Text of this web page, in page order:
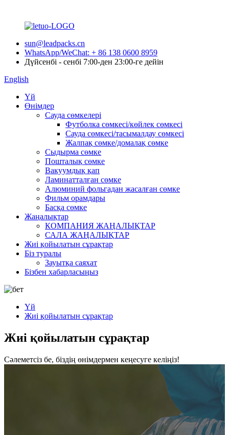
sun@leadpacks.cn
WhatsApp/WeChat: + 86 138 0600 8959
Дүйсенбі - сенбі 7:00-ден 23:00-ге дейін
English
Үй
Өнімдер
Сауда сөмкелері
Футболка сөмкесі/көйлек сөмкесі
Сауда сөмкесі/тасымалдау сөмкесі
Жалпақ сөмке/домалақ сөмке
Сыдырма сөмке
Пошталық сөмке
Вакуумдық қап
Ламинатталған сөмке
Алюминий фольгадан жасалған сөмке
Фильм орамдары
Басқа сөмке
Жаңалықтар
КОМПАНИЯ ЖАҢАЛЫҚТАР
САЛА ЖАҢАЛЫҚТАР
Жиі қойылатын сұрақтар
Біз туралы
Зауытқа саяхат
Бізбен хабарласыңыз
Үй
Жиі қойылатын сұрақтар
Жиі қойылатын сұрақтар
Сәлеметсіз бе, біздің өнімдермен кеңесуге келіңіз!